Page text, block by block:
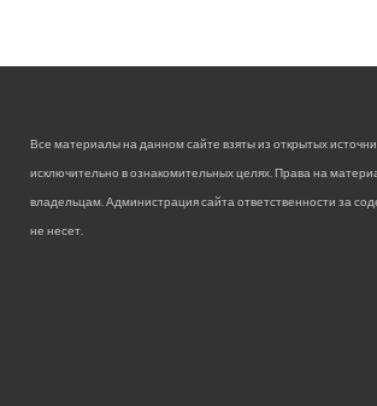
Все материалы на данном сайте взяты из открытых
исключительно в ознакомительных целях. Права на
владельцам. Администрация сайта ответственности за
не несет.